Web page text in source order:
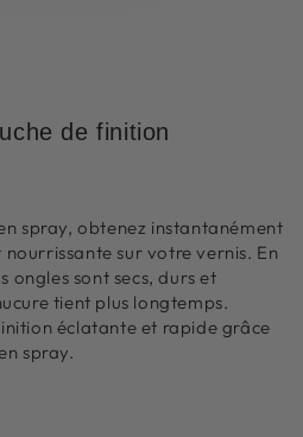
de finition
spray, obtenez instantanément
sur votre vernis. En
ongles sont secs, durs et
tient plus longtemps.
éclatante et rapide grâce
spray.